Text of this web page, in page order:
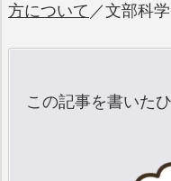
方について ／文部科
この記事を書いた